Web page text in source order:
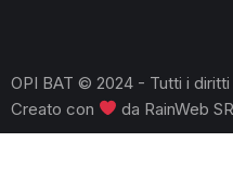
OPI BAT © 2024 - Tutti i diritti
Creato con
da RainWeb